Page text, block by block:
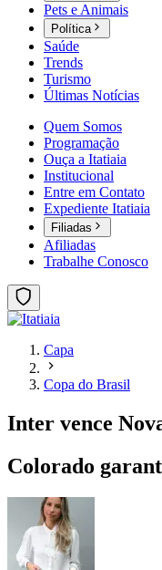
Pets e Animais
Política
Saúde
Trends
Turismo
Últimas Notícias
Quem Somos
Programação
Ouça a Itatiaia
Institucional
Entre em Contato
Expediente Itatiaia
Filiadas
Afiliadas
Trabalhe Conosco
Capa
Copa do Brasil
Inter vence
Colorado